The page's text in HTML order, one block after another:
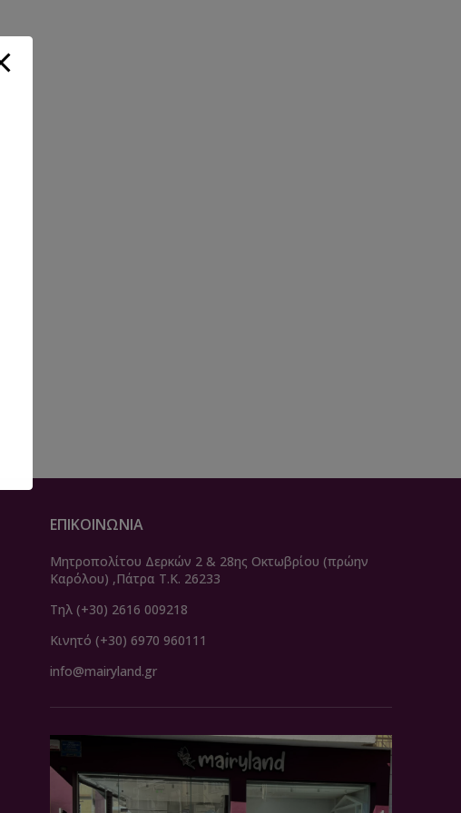
ΕΠΙΚΟΙΝΩΝΙΑ
Μητροπολίτου Δερκών 2 & 28ης Οκτωβρίου (πρώην
Καρόλου) ,Πάτρα Τ.Κ. 26233
Τηλ (+30) 2616 009218
Κινητό (+30) 6970 960111
info@mairyland.gr